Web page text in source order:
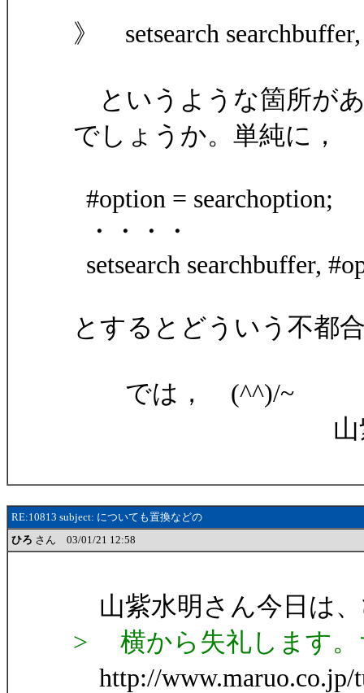
》 setsearch
というような箇所が
でしょうか。単純に，
#option = searchoption;
・・・・
setsearch searchbuffer,
とするとどういう不都
では， (^^)/~
山紫水
RE:10813 subject: についても置換などの
ひろ さん 03/01/21 12:58
山紫水明さん今日は
> 横から失礼します。
http://